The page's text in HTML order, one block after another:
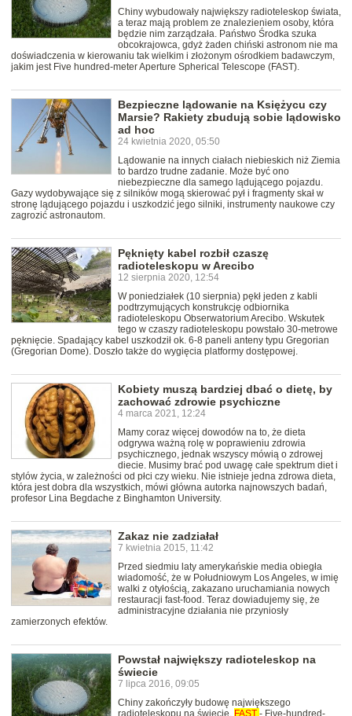
Chiny wybudowały największy radioteleskop świata,
a teraz mają problem ze znalezieniem osoby, która
będzie nim zarządzała. Państwo Środka szuka
obcokrajowca, gdyż żaden chiński astronom nie ma
doświadczenia w kierowaniu tak wielkim i złożonym ośrodkiem badawczym,
jakim jest Five hundred-meter Aperture Spherical Telescope (FAST).
Bezpieczne lądowanie na Księżycu czy
Marsie? Rakiety zbudują sobie lądowisko
ad hoc
24 kwietnia 2020, 05:50
Lądowanie na innych ciałach niebieskich niż Ziemia
to bardzo trudne zadanie. Może być ono
niebezpieczne dla samego lądującego pojazdu.
Gazy wydobywające się z silników mogą skierować pył i fragmenty skał w
stronę lądującego pojazdu i uszkodzić jego silniki, instrumenty naukowe czy
zagrozić astronautom.
Pęknięty kabel rozbił czaszę
radioteleskopu w Arecibo
12 sierpnia 2020, 12:54
W poniedziałek (10 sierpnia) pękł jeden z kabli
podtrzymujących konstrukcję odbiornika
radioteleskopu Obserwatorium Arecibo. Wskutek
tego w czaszy radioteleskopu powstało 30-metrowe
pęknięcie. Spadający kabel uszkodził ok. 6-8 paneli anteny typu Gregorian
(Gregorian Dome). Doszło także do wygięcia platformy dostępowej.
Kobiety muszą bardziej dbać o dietę, by
zachować zdrowie psychiczne
4 marca 2021, 12:24
Mamy coraz więcej dowodów na to, że dieta
odgrywa ważną rolę w poprawieniu zdrowia
psychicznego, jednak wszyscy mówią o zdrowej
diecie. Musimy brać pod uwagę całe spektrum diet i
stylów życia, w zależności od płci czy wieku. Nie istnieje jedna zdrowa dieta,
która jest dobra dla wszystkich, mówi główna autorka najnowszych badań,
profesor Lina Begdache z Binghamton University.
Zakaz nie zadziałał
7 kwietnia 2015, 11:42
Przed siedmiu laty amerykańskie media obiegła
wiadomość, że w Południowym Los Angeles, w imię
walki z otyłością, zakazano uruchamiania nowych
restauracji fast-food. Teraz dowiadujemy się, że
administracyjne działania nie przyniosły
zamierzonych efektów.
Powstał największy radioteleskop na
świecie
7 lipca 2016, 09:05
Chiny zakończyły budowę największego